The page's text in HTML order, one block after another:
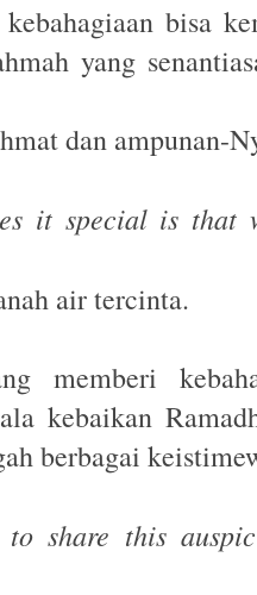
kebahagiaan bisa
yang
dan ampunan-
it special is that
air tercinta.
memberi
kebaikan
berbagai
share this